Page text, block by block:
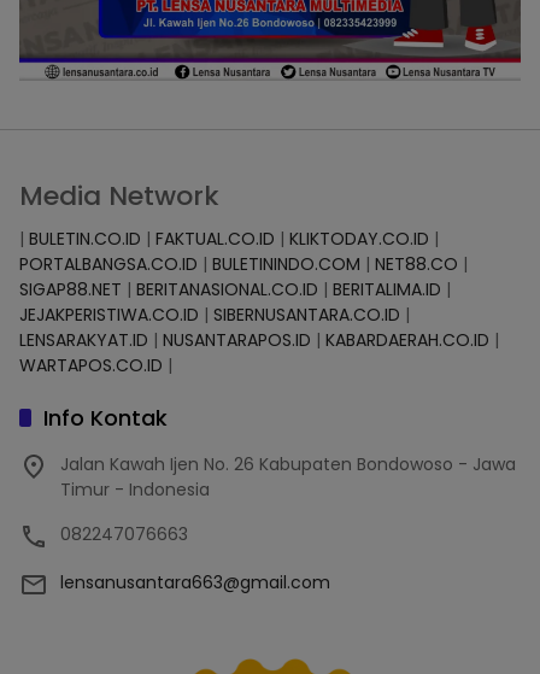
Media Network
| BULETIN.CO.ID | FAKTUAL.CO.ID | KLIKTODAY.CO.ID |
PORTALBANGSA.CO.ID | BULETININDO.COM | NET88.CO |
SIGAP88.NET | BERITANASIONAL.CO.ID | BERITALIMA.ID |
JEJAKPERISTIWA.CO.ID | SIBERNUSANTARA.CO.ID |
LENSARAKYAT.ID | NUSANTARAPOS.ID | KABARDAERAH.CO.ID |
WARTAPOS.CO.ID |
Info Kontak
Jalan Kawah Ijen No. 26 Kabupaten Bondowoso - Jawa
Timur - Indonesia
082247076663
lensanusantara663@gmail.com